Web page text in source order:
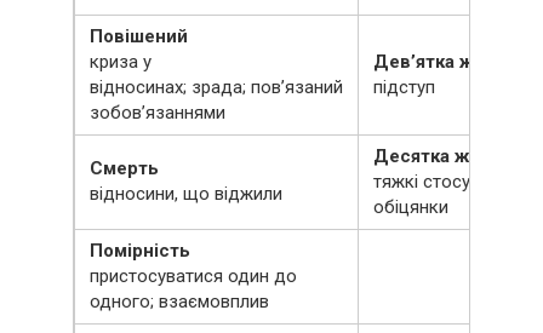
Повішений
криза у
відносинах; зрада; пов’язаний
зобов’язаннями
Дев’ятка жезлів
підступ
Смерть
відносини, що віджили
Десятка жезлів
тяжкі стосунки;
обіцянки
Помірність
пристосуватися один до
одного; взаємовплив